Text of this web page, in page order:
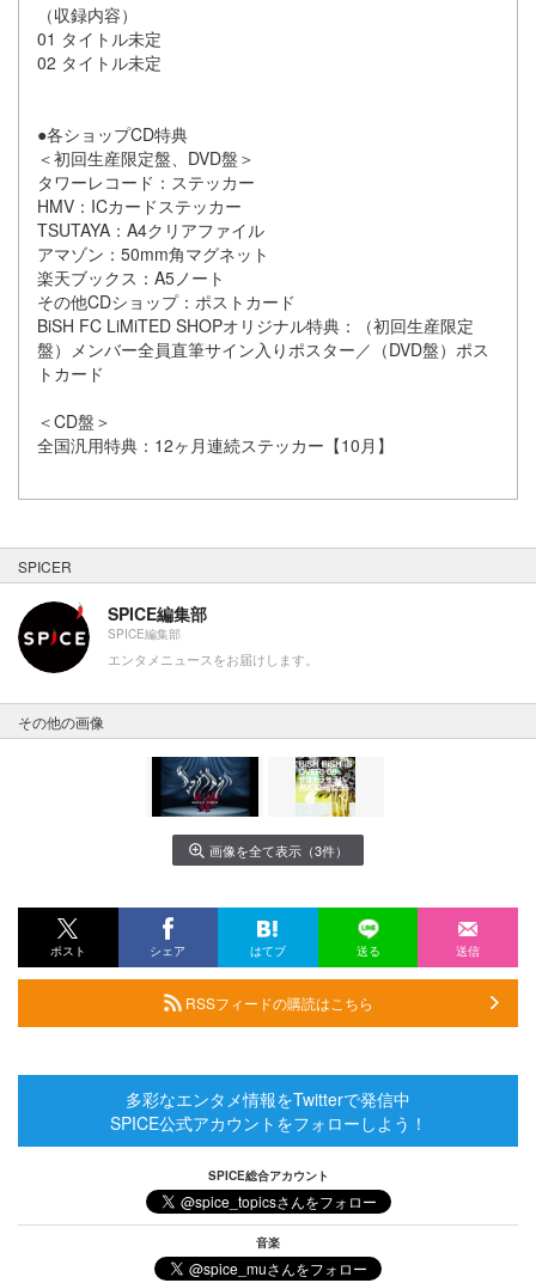
（収録内容）
01 タイトル未定
02 タイトル未定
●各ショップCD特典
＜初回生産限定盤、DVD盤＞
タワーレコード：ステッカー
HMV：ICカードステッカー
TSUTAYA：A4クリアファイル
アマゾン：50mm角マグネット
楽天ブックス：A5ノート
その他CDショップ：ポストカード
BiSH FC LiMiTED SHOPオリジナル特典：（初回生産限定
盤）メンバー全員直筆サイン入りポスター／（DVD盤）ポス
トカード
＜CD盤＞
全国汎用特典：12ヶ月連続ステッカー【10月】
SPICER
SPICE編集部
SPICE編集部
エンタメニュースをお届けします。
その他の画像
画像を全て表示（3件）
ポスト シェア はてブ 送る 送信
RSSフィードの購読はこちら
多彩なエンタメ情報をTwitterで発信中
SPICE公式アカウントをフォローしよう！
SPICE総合アカウント
音楽